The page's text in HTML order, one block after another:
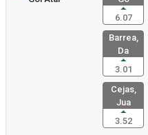
6.07
Barrea,
Da
3.01
Cejas,
Jua
3.52